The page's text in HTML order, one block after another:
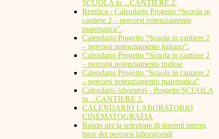
SCUOLA in ...CANTIERE 2.
Rettifica - Calendario Progetto “Scuola in
cantiere 2 – percorsi potenziamento
matematica”.
Calendario Progetto “Scuola in cantiere 2
– percorsi potenziamento italiano”.
Calendario Progetto “Scuola in cantiere 2
– percorsi potenziamento inglese
Calendario Progetto “Scuola in cantiere 2
– percorsi potenziamento matematica”
Calendario laboratori - Progetto SCUOLA
in ...CANTIERE 2.
CALENDARIO LABORATORIO
CINEMATOGRAFIA
Bando per la selezione di docenti interni
tutor dei percorsi laboratoriali